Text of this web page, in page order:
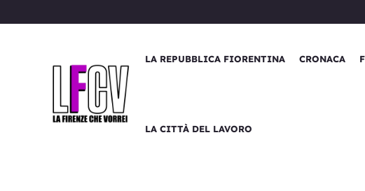
al
LA REPUBBLICA FIORENTINA CRONACA
LA CITTÀ DEL LAVORO